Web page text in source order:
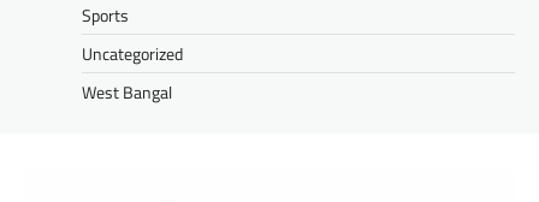
Sports
Uncategorized
West Bangal